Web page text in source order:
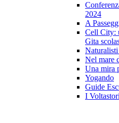
2024
A
Cell City:
Gita
Nel mare
Una mira
Yogando
Guide
I